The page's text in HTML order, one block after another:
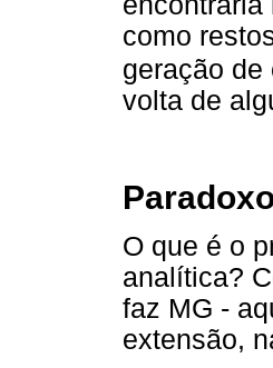
como
geração
volta de
O que é o
analítica?
faz MG -
extensão,